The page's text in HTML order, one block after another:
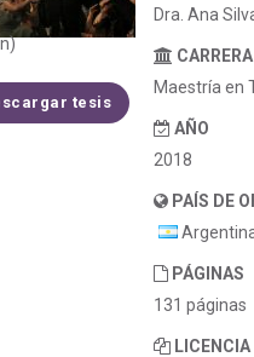
tesis
Dra. Ana
CARRERA
Maestría en
AÑO
2018
PAÍS DE
PÁGINAS
131 páginas